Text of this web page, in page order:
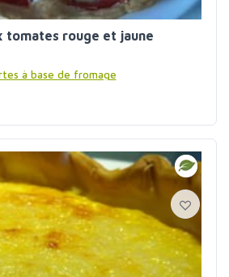
tomates rouge et jaune
à base de fromage